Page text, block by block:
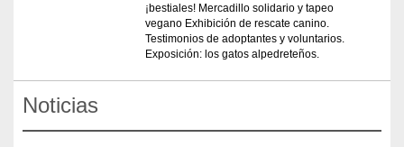
¡bestiales! Mercadillo solidario y tapeo
vegano Exhibición de rescate canino.
Testimonios de adoptantes y voluntarios.
Exposición: los gatos alpedreteños.
Noticias